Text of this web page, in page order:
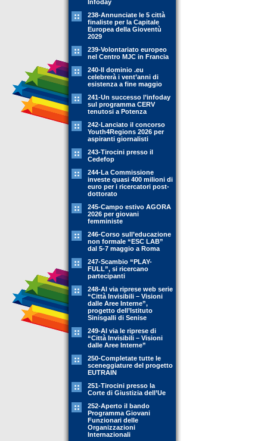
Infoday
238-Annunciate le 5 città
finaliste per la Capitale
Europea della Gioventù
2029
239-Volontariato europeo
nel Centro MJC in Francia
240-Il dominio .eu
celebrerà i vent’anni di
esistenza a fine maggio
241-Un successo l’infoday
sul programma CERV
tenutosi a Potenza
242-Lanciato il concorso
Youth4Regions 2026 per
aspiranti giornalisti
243-Tirocini presso il
Cedefop
244-La Commissione
investe quasi 400 milioni di
euro per i ricercatori post-
dottorato
245-Campo estivo AGORA
2026 per giovani
femministe
246-Corso sull’educazione
non formale “ESC LAB”
dal 5-7 maggio a Roma
247-Scambio “PLAY-
FULL”, si ricercano
partecipanti
248-Al via riprese web serie
“Città Invisibili – Visioni
dalle Aree Interne”,
progetto dell’Istituto
Sinisgalli di Senise
249-Al via le riprese di
“Città Invisibili – Visioni
dalle Aree Interne”
250-Completate tutte le
sceneggiature del progetto
EUTRAIN
251-Tirocini presso la
Corte di Giustizia dell’Ue
252-Aperto il bando
Programma Giovani
Funzionari delle
Organizzazioni
Internazionali